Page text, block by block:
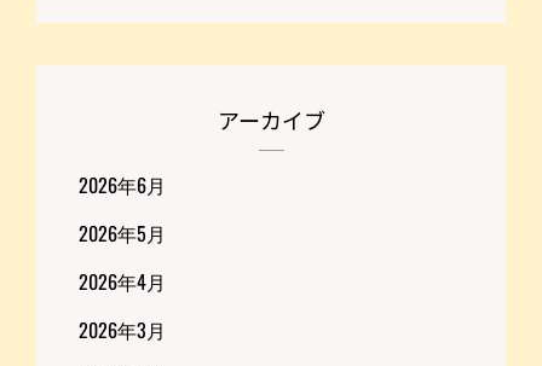
アーカイブ
2026年6月
2026年5月
2026年4月
2026年3月